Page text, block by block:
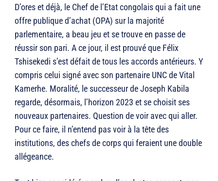
D’ores et déjà, le Chef de l’Etat congolais qui a fait une
offre publique d’achat (OPA) sur la majorité
parlementaire, a beau jeu et se trouve en passe de
réussir son pari. A ce jour, il est prouvé que Félix
Tshisekedi s’est défait de tous les accords antérieurs. Y
compris celui signé avec son partenaire UNC de Vital
Kamerhe. Moralité, le successeur de Joseph Kabila
regarde, désormais, l’horizon 2023 et se choisit ses
nouveaux partenaires. Question de voir avec qui aller.
Pour ce faire, il n’entend pas voir à la tête des
institutions, des chefs de corps qui feraient une double
allégeance.